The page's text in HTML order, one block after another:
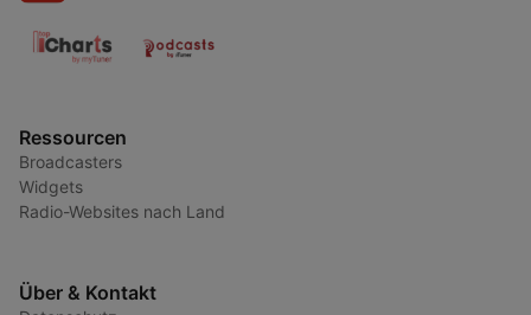
Ressourcen
Broadcasters
Widgets
Radio-Websites nach Land
Über & Kontakt